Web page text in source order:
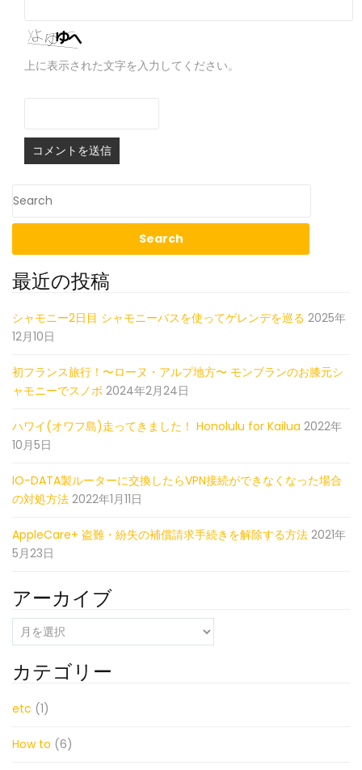
上に表示された文字を入力してください。
最近の投稿
シャモニー2日目 シャモニーバスを使ってゲレンデを巡る 2025年
12月10日
初フランス旅行！〜ローヌ・アルプ地方〜 モンブランのお膝元シ
ャモニーでスノボ 2024年2月24日
ハワイ(オワフ島)走ってきました！ Honolulu for Kailua 2022年
10月5日
IO-DATA製ルーターに交換したらVPN接続ができなくなった場合
の対処方法 2022年1月11日
AppleCare+ 盗難・紛失の補償請求手続きを解除する方法 2021年
5月23日
アーカイブ
ー
カ
イ
カテゴリー
etc (1)
How to (6)